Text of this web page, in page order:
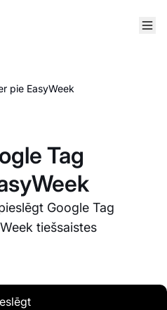
pie EasyWeek
Tag
Google Tag
tiešsaistes